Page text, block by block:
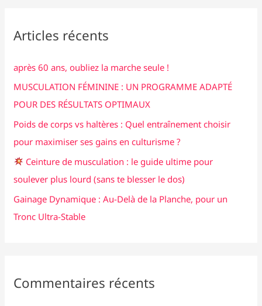
r
:
Articles récents
après 60 ans, oubliez la marche seule !
MUSCULATION FÉMININE : UN PROGRAMME ADAPTÉ
POUR DES RÉSULTATS OPTIMAUX
Poids de corps vs haltères : Quel entraînement choisir
pour maximiser ses gains en culturisme ?
Ceinture de musculation : le guide ultime pour
soulever plus lourd (sans te blesser le dos)
Gainage Dynamique : Au-Delà de la Planche, pour un
Tronc Ultra-Stable
Commentaires récents